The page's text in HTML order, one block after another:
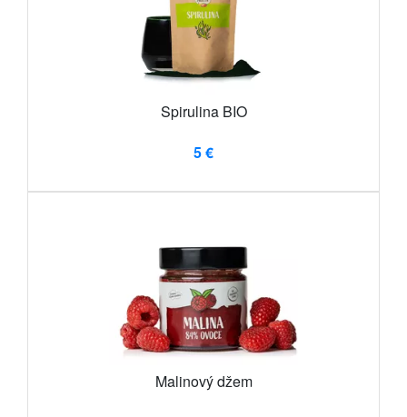
Spirulina BIO
5 €
Malinový džem